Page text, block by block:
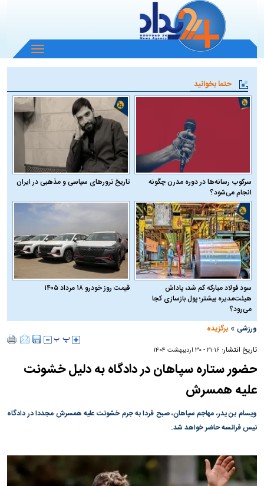
باز
و
منو
حتما بخوانید
سرکوب رسانه‌ها در دوره مدرن چگونه
انجام می‌شود؟
تاریخ ترورهای سیاسی و مذهبی در ایران
سود فولاد مبارکه کم شد، پاداش
هیئت‌مدیره بیشتر؛ پول بازسازی کجا
می‌رود؟
قیمت روز خودرو ۱۸ مرداد ۱۴۰۵
ورزشی »برگزیده
تاریخ انتشار: ۲۱:۱۶ - ۳۰ ارديبهشت ۱۴۰۴
حضور ستاره سپاهان در دادگاه به دلیل خشونت
علیه همسرش
ویسام بن یدر، مهاجم سپاهان، صبح فردا به جرم خشونت علیه همسرش‌ مجددا در دادگاه
نیس فرانسه حاضر خواهد شد.